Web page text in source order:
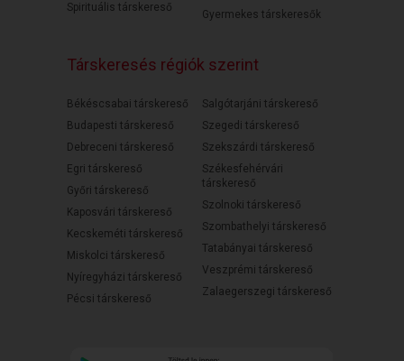
Spirituális társkereső
Gyermekes társkeresők
Társkeresés régiók szerint
Békéscsabai társkereső
Budapesti társkereső
Debreceni társkereső
Egri társkereső
Győri társkereső
Kaposvári társkereső
Kecskeméti társkereső
Miskolci társkereső
Nyíregyházi társkereső
Pécsi társkereső
Salgótarjáni társkereső
Szegedi társkereső
Szekszárdi társkereső
Székesfehérvári
társkereső
Szolnoki társkereső
Szombathelyi társkereső
Tatabányai társkereső
Veszprémi társkereső
Zalaegerszegi társkereső